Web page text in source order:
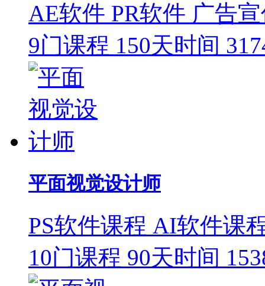
AE软件 PR软件 广告
9门课程 150天时间
平面视觉设计师
PS软件课程 AI软件课
10门课程 90天时间